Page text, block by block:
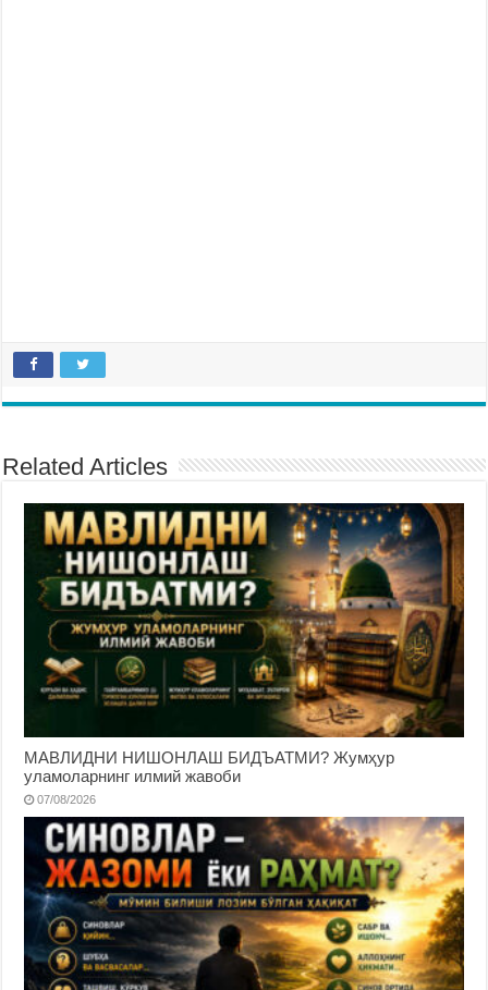
Related Articles
МАВЛИДНИ НИШОНЛАШ БИДЪАТМИ? Жумҳур
уламоларнинг илмий жавоби
07/08/2026